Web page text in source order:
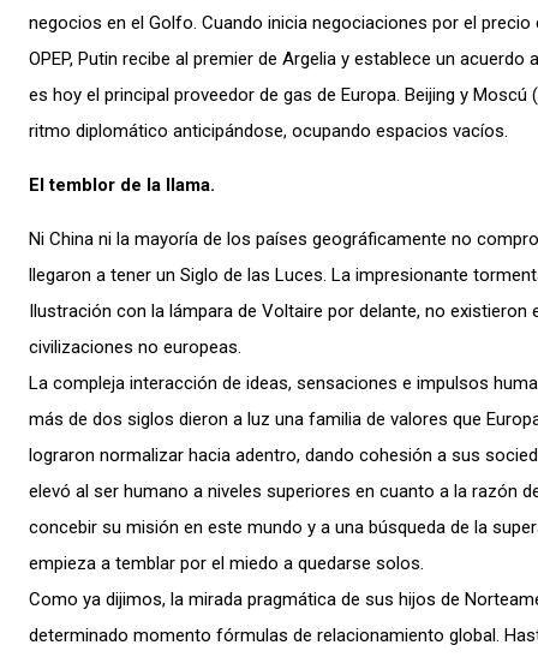
negocios en el Golfo. Cuando inicia negociaciones por el
OPEP, Putin recibe al premier de Argelia y establece un acuerdo
es hoy el principal proveedor de gas de Europa. Beijing y Moscú
ritmo diplomático anticipándose, ocupando espacios vacíos.
El temblor de la llama.
Ni China ni la mayoría de los países geográficamente no
llegaron a tener un Siglo de las Luces. La impresionante
Ilustración con la lámpara de Voltaire por delante, no existieron
civilizaciones no europeas.
La compleja interacción de ideas, sensaciones e impulsos
más de dos siglos dieron a luz una familia de valores que
lograron normalizar hacia adentro, dando cohesión a sus
elevó al ser humano a niveles superiores en cuanto a la razón
concebir su misión en este mundo y a una búsqueda de la
empieza a temblar por el miedo a quedarse solos.
Como ya dijimos, la mirada pragmática de sus hijos de
determinado momento fórmulas de relacionamiento global.